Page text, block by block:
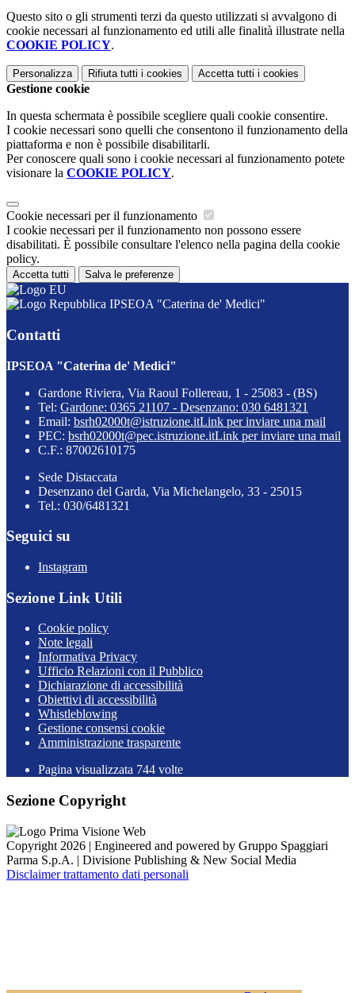
Questo sito o gli strumenti terzi da questo utilizzati si avvalgono di
cookie necessari al funzionamento ed utili alle finalità illustrate nella
COOKIE POLICY.
Personalizza Rifiuta tutti i cookies Accetta tutti i cookies
Gestione cookie
In questa schermata è possibile scegliere quali cookie consentire.
I cookie necessari sono quelli che consentono il funzionamento della
piattaforma e non è possibile disabilitarli.
Per conoscere quali sono i cookie necessari al funzionamento potete
visionare la COOKIE POLICY.
Cookie necessari per il funzionamento
I cookie necessari per il funzionamento non possono essere
disabilitati. È possibile consultare l'elenco nella pagina della cookie
policy.
Accetta tutti Salva le preferenze
IPSEOA "Caterina de' Medici"
Contatti
IPSEOA "Caterina de' Medici"
Gardone Riviera, Via Raoul Follereau, 1 - 25083 - (BS)
Tel: Gardone: 0365 21107 - Desenzano: 030 6481321
Email: bsrh02000t@istruzione.itLink per inviare una mail
PEC: bsrh02000t@pec.istruzione.itLink per inviare una mail
C.F.: 87002610175
Sede Distaccata
Desenzano del Garda, Via Michelangelo, 33 - 25015
Tel.: 030/6481321
Seguici su
Instagram
Sezione Link Utili
Cookie policy
Note legali
Informativa Privacy
Ufficio Relazioni con il Pubblico
Dichiarazione di accessibilità
Obiettivi di accessibilità
Whistleblowing
Gestione consensi cookie
Amministrazione trasparente
Pagina visualizzata 744 volte
Sezione Copyright
Copyright 2026 | Engineered and powered by Gruppo Spaggiari
Parma S.p.A. | Divisione Publishing & New Social Media
Disclaimer trattamento dati personali